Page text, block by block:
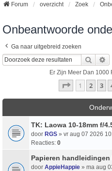
Forum overzicht Zoek
Onbeantwoorde
Ga naar uitgebreid zoeken
Zoek
Er Zijn Meer Dan 1000
Pagina Van
1 2 3
TK: Laowa 10-18mm f/
door RGS » vr aug 07 2026
Reacties: 0
Papieren handleidingen
door AppieHappie » ma aug